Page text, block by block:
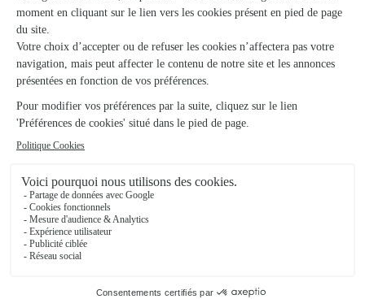
Au Palais des Fleurs s'appuie sur son partenariat
avec Interflora, réseau de transmission florale de
référence, pour vous garantir un service de qualité.